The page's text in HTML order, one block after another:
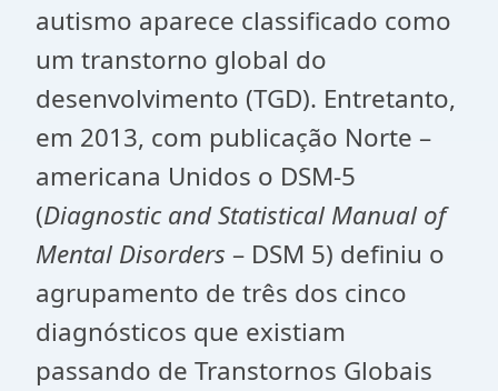
autismo aparece classificado como
um transtorno global do
desenvolvimento (TGD). Entretanto,
em 2013, com publicação Norte –
americana Unidos o DSM-5
(Diagnostic and Statistical Manual of
Mental Disorders – DSM 5) definiu o
agrupamento de três dos cinco
diagnósticos que existiam
passando de Transtornos Globais